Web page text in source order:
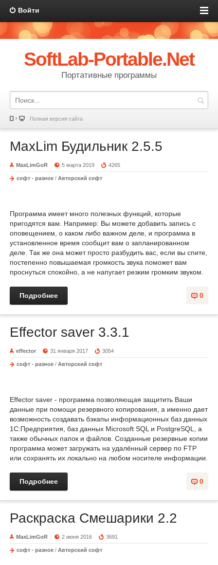
Войти
SoftLab-Portable.Net
Портативные программы
Полная версия сайта
MaxLim Будильник 2.5.5
MaxLimGoR 5 марта 2019 4265
софт - разное / Авторский софт
Программа имеет много полезных функций, которые
пригодятся вам. Например: Вы можете добавить запись с
оповещением, о каком либо важном деле, и программа в
установленное время сообщит вам о запланированном
деле. Так же она может просто разбудить вас, если вы спите,
постепенно повышаемая громкость звука поможет вам
проснуться спокойно, а не напугает резким громким звуком.
0
Подробнее
Effector saver 3.3.1
effector 31 января 2017 3054
софт - разное / Авторский софт
Effector saver - программа позволяющая защитить Ваши
данные при помощи резервного копирования, а именно дает
возможность создавать бэкапы информационных баз данных
1С:Предприятия, баз данных Microsoft SQL и PostgreSQL, а
также обычных папок и файлов. Созданные резервные копии
программа может загружать на удалённый сервер по FTP
или сохранять их локально на любом носителе информации.
0
Подробнее
Раскраска Смешарики 2.2
MaxLimGoR 2 июня 2016 3691
софт - разное / Авторский софт